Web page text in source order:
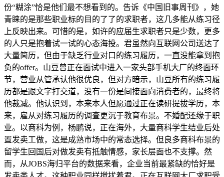
份“糊涂”恰是他们最不想看到的。告诉《中国旧事周刊》，她
青睐的是那些职业标的目的了了的求职者，这几多能从练习径
上反映出来。可惜的是，如许的应届生求职者只是少数，更多
的人只是抱着试一试的心态海投。君虽然向互联网公司送达了
大量简历，但由于缺乏行业对口的练习履历，一直没能拿到抱
负的offer。山豆曾正在面试中进入一家头部手机大厂的终面环
节，营业从管承认他很优良，但对方暗示，山豆所有的练习履
历都是跟文字打交道，没有一份是间接面向消费者的，最终将
他裁减。他认识到，本来本人但愿通过正在读研提拔学历，本
来，雇从对练习履历的调查更沉于教育布景。不婚配还缘于职
业。以商科为例，杨鹏说，正在海外，大量商科学生结业后处
置发卖工做，这是成熟市场中的常态选择。但良多商科布景的
留学生回国后对做发卖有抵触情感，家长层面也不支撑。然
而，从JOBS海归平台的数据来看，企业当前最紧缺的恰好是